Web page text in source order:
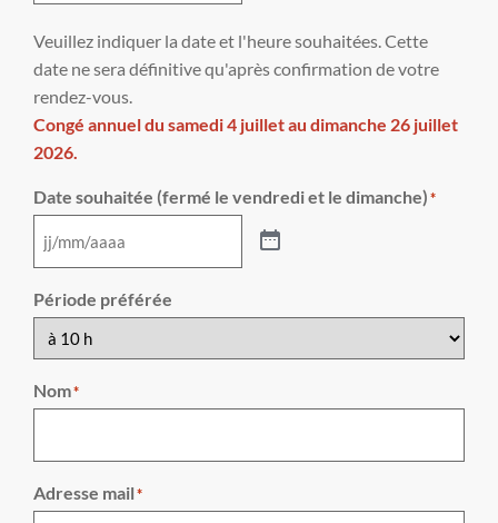
Veuillez indiquer la date et l'heure souhaitées. Cette
date ne sera définitive qu'après confirmation de votre
rendez-vous.
Congé annuel du samedi 4 juillet au dimanche 26 juillet
2026.
Date souhaitée (fermé le vendredi et le dimanche)*
Période préférée
Nom*
Adresse mail*